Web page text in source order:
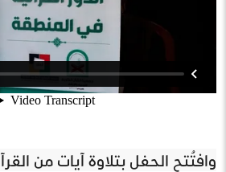
وافتُتح الحفل بتلاوة آيات من